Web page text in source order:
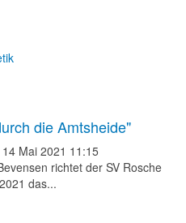
die Amtsheide"
Mai 2021 11:15
richtet der SV Rosche
das...